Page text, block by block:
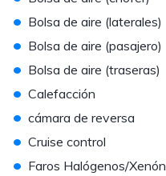
• Bolsa de aire (laterales)
• Bolsa de aire (pasajero)
• Bolsa de aire (traseras)
• Calefacción
• cámara de reversa
• Cruise control
• Faros Halógenos/Xenón